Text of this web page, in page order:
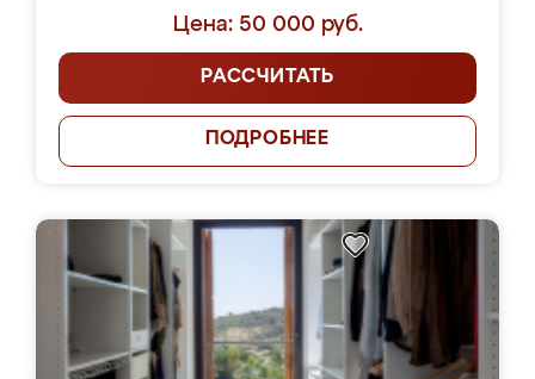
Цена: 50 000 руб.
РАССЧИТАТЬ
ПОДРОБНЕЕ